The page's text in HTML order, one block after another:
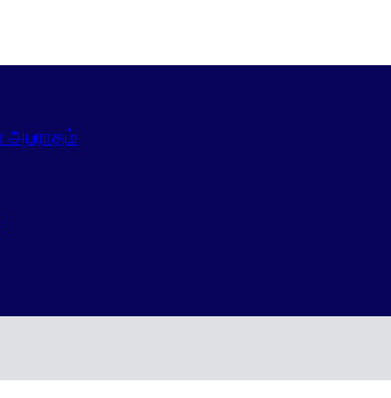
அபராதம்